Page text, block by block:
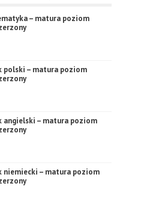
– matura poziom
polski – matura poziom
angielski – matura poziom
niemiecki – matura poziom